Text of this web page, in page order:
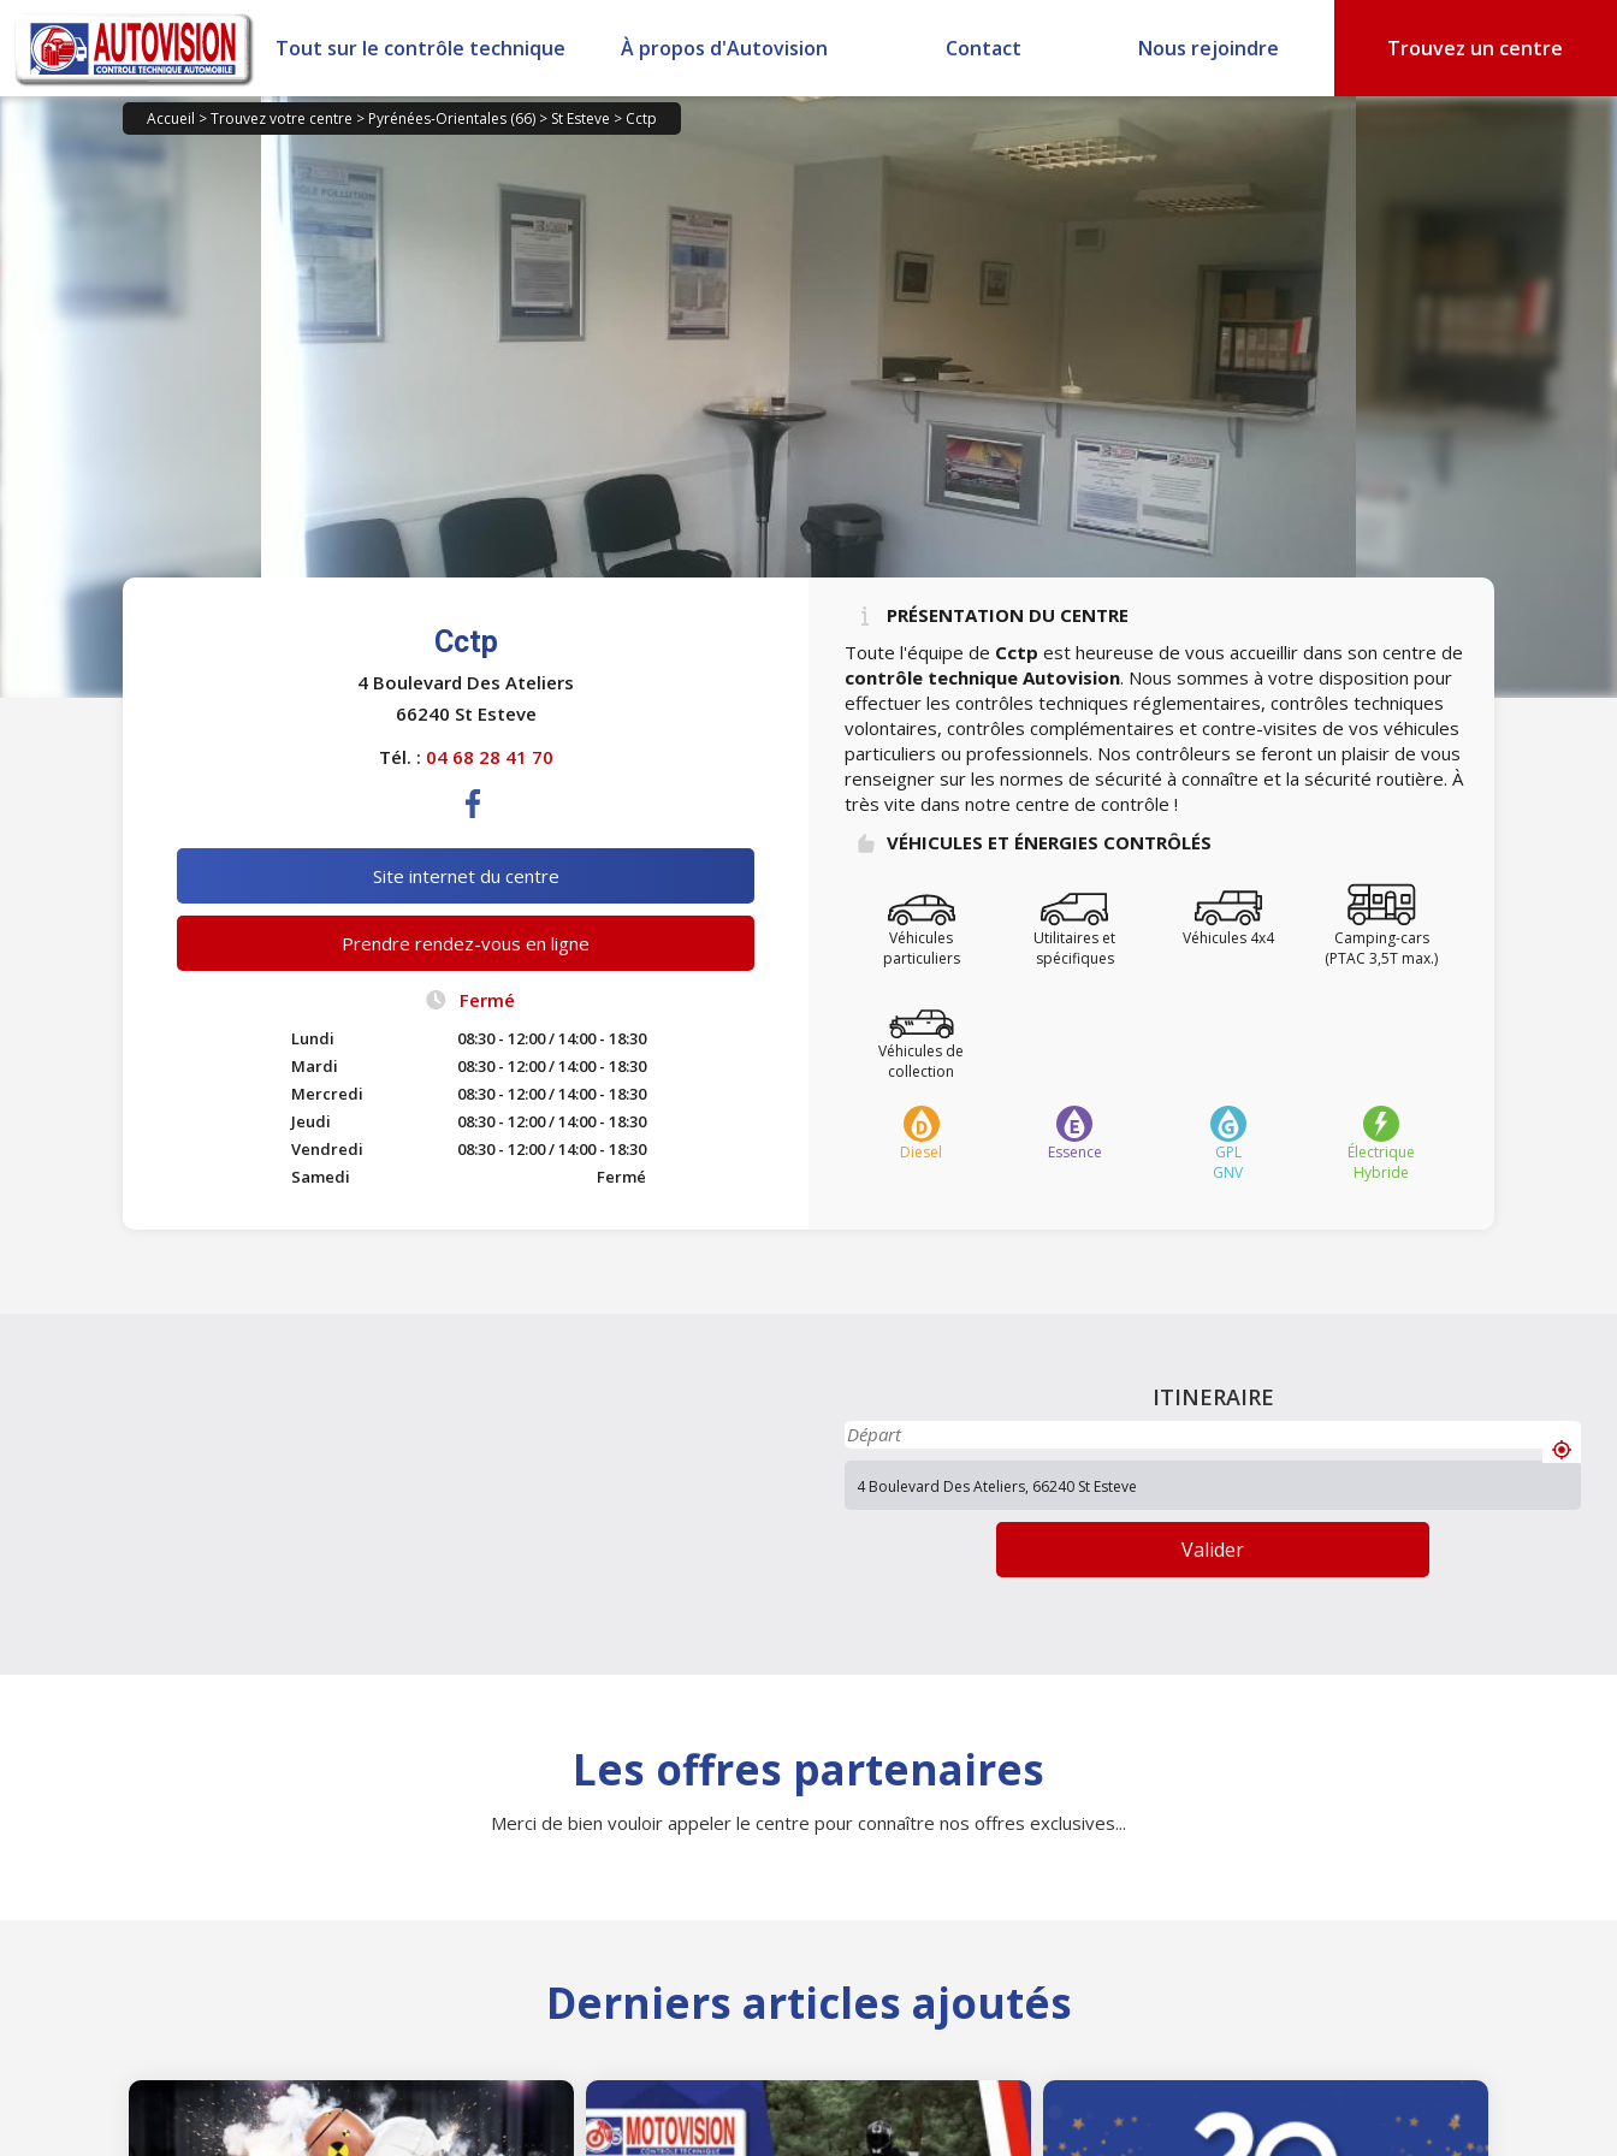
Panneau de gestion des cookies
Tout sur le contrôle technique À propos d'Autovision Contact Nous rejoindre Trouvez un centre
Accueil >Trouvez votre centre > Pyrénées-Orientales (66) > St Esteve > Cctp
Cctp
4 Boulevard Des Ateliers
66240 St Esteve
Tél. : 04 68 28 41 70
Site internet du centre
Prendre rendez-vous en ligne
Fermé
Lundi
08:30 - 12:00 / 14:00 - 18:30
Mardi
08:30 - 12:00 / 14:00 - 18:30
Mercredi
08:30 - 12:00 / 14:00 - 18:30
Jeudi
08:30 - 12:00 / 14:00 - 18:30
Vendredi
08:30 - 12:00 / 14:00 - 18:30
Samedi
Fermé
PRÉSENTATION DU CENTRE
Toute l'équipe de Cctp est heureuse de vous accueillir dans son centre de
contrôle technique Autovision. Nous sommes à votre disposition pour
effectuer les contrôles techniques réglementaires, contrôles techniques
volontaires, contrôles complémentaires et contre-visites de vos véhicules
particuliers ou professionnels. Nos contrôleurs se feront un plaisir de vous
renseigner sur les normes de sécurité à connaître et la sécurité routière. À
très vite dans notre centre de contrôle !
VÉHICULES ET ÉNERGIES CONTRÔLÉS
Véhicules
particuliers
Utilitaires et
spécifiques
Véhicules 4x4
Camping-cars
(PTAC 3,5T max.)
Véhicules de
collection
Diesel Essence
GPL
GNV
Électrique
Hybride
ITINERAIRE
Valider
Les offres partenaires
Merci de bien vouloir appeler le centre pour connaître nos offres exclusives...
Derniers articles ajoutés